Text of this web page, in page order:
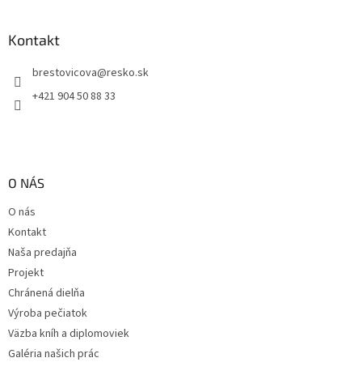
Kontakt
brestovicova@resko.sk
+421 904 50 88 33
O NÁS
O nás
Kontakt
Naša predajňa
Projekt
Chránená dielňa
Výroba pečiatok
Väzba kníh a diplomoviek
Galéria našich prác